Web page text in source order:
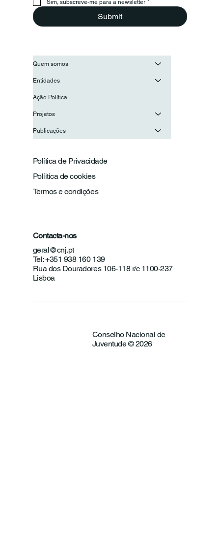
juventudes ibero-americanas
Sim, subscreve-me para a newsletter *
Submit
Quem somos
Entidades
Ação Política
Projetos
Publicações
Política de Privacidade
Termos e condições
Políitica de cookies
Contacta-nos
geral@cnj.pt
Tel: +351 938 160 139
Rua dos Douradores 106-118 r/c 1100-237
Lisboa
Conselho Nacional de
Juventude © 2026